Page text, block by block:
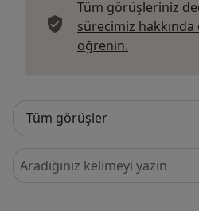
Tüm görüşleriniz
sürecimiz hakkında
öğrenin.
Görüşler içerisinde ara